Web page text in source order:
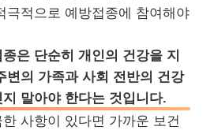
극적으로 예방접종에 참여해야
은 단순히 개인의 건강을 지
변의 가족과 사회 전반의 건강
말아야 한다는 것입니다.
사항이 있다면 가까운 보건